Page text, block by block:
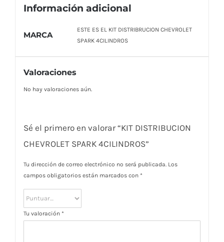
Información adicional
MARCA
ESTE ES EL KIT DISTRIBRUCION CHEVROLET
SPARK 4CILINDROS
Valoraciones
No hay valoraciones aún.
Sé el primero en valorar “KIT DISTRIBUCION
CHEVROLET SPARK 4CILINDROS”
Tu dirección de correo electrónico no será publicada. Los
campos obligatorios están marcados con *
Tu valoración *